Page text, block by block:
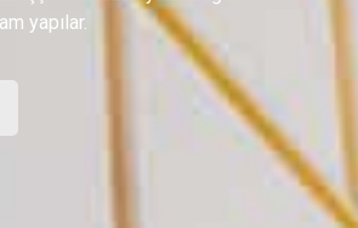
yapılar.